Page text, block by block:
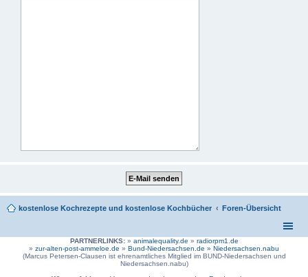
kostenlose Kochrezepte und kostenlose Kochbücher Foren-Übersicht
PARTNERLINKS:» animalequality.de » radiorpm1.de
» zur-alten-post-ammeloe.de » Bund-Niedersachsen.de » Niedersachsen.nabu
(Marcus Petersen-Clausen ist ehrenamtliches Mitglied im BUND-Niedersachsen und
Niedersachsen.nabu)